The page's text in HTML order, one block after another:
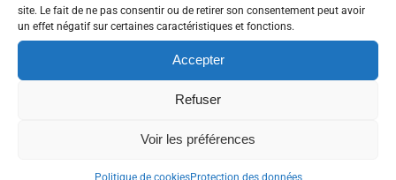
site. Le fait de ne pas consentir ou de retirer son consentement peut avoir
un effet négatif sur certaines caractéristiques et fonctions.
Accepter
Refuser
Voir les préférences
Politique de cookiesProtection des données